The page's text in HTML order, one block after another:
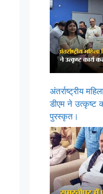
अंतर्राष्ट्रीय
डीएम ने उत्कृष्ट
पुरस्कृत।